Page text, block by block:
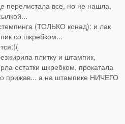
перелистала все, но не нашла,
(ТОЛЬКО конад): и лак
со шкребком...
плитку и штампик,
остатки шкребком, прокатала
прижав... а на штампике НИЧЕГО